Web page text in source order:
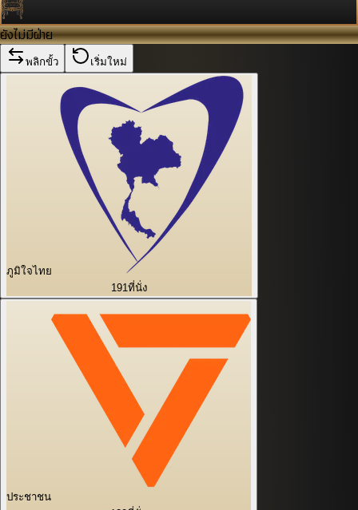
ยังไม่มีฝ่าย
พลิกขั้ว เริ่มใหม่
ภูมิใจไทย
191ที่นั่ง
ประชาชน